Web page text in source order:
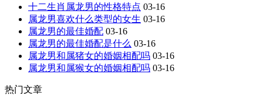
十二生肖属龙男的性格特点 03-16
属龙男喜欢什么类型的女生 03-16
属龙男的最佳婚配 03-16
属龙男的最佳婚配是什么 03-16
属龙男和属猪女的婚姻相配吗 03-16
属龙男和属猴女的婚姻相配吗 03-16
热门文章